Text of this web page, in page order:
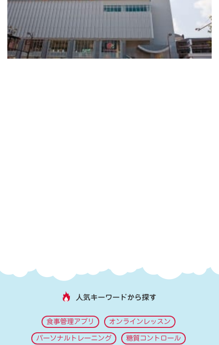
人気キーワードから探す
食事管理アプリ オンラインレッスン
パーソナルトレーニング 糖質コントロール